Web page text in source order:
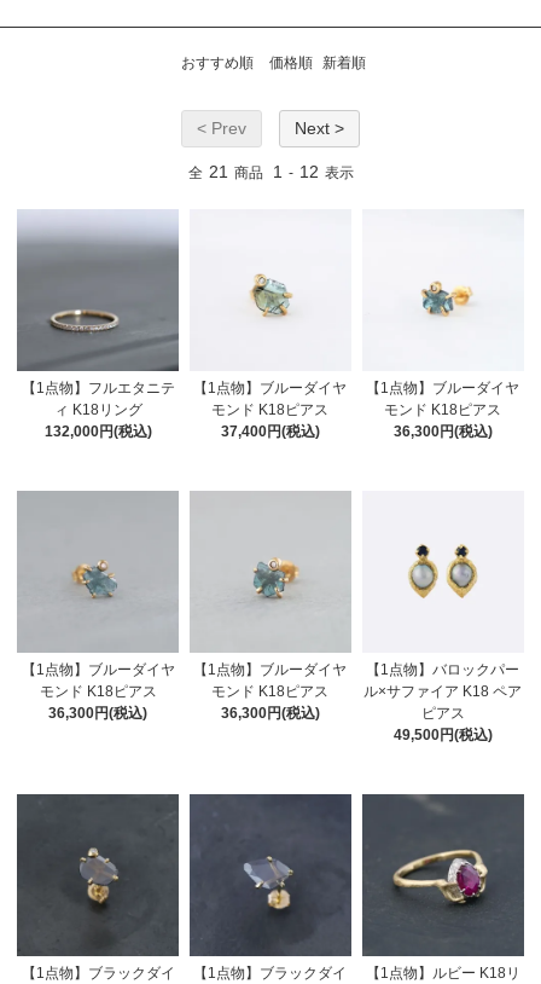
おすすめ順 価格順 新着順
< Prev Next >
全 21 商品 1 - 12 表示
【1点物】フルエタニテ
ィ K18リング
132,000円(税込)
【1点物】ブルーダイヤ
モンド K18ピアス
37,400円(税込)
【1点物】ブルーダイヤ
モンド K18ピアス
36,300円(税込)
【1点物】ブルーダイヤ
モンド K18ピアス
36,300円(税込)
【1点物】ブルーダイヤ
モンド K18ピアス
36,300円(税込)
【1点物】バロックパー
ル×サファイア K18 ペア
ピアス
49,500円(税込)
【1点物】ブラックダイ
【1点物】ブラックダイ
【1点物】ルビー K18リ